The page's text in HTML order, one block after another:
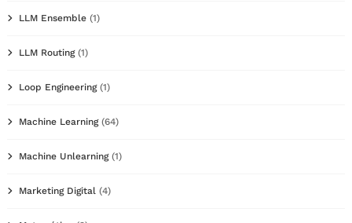
LLM Ensemble (1)
LLM Routing(1)
Loop Engineering(1)
Machine Learning(64)
Machine Unlearning(1)
Marketing Digital (4)